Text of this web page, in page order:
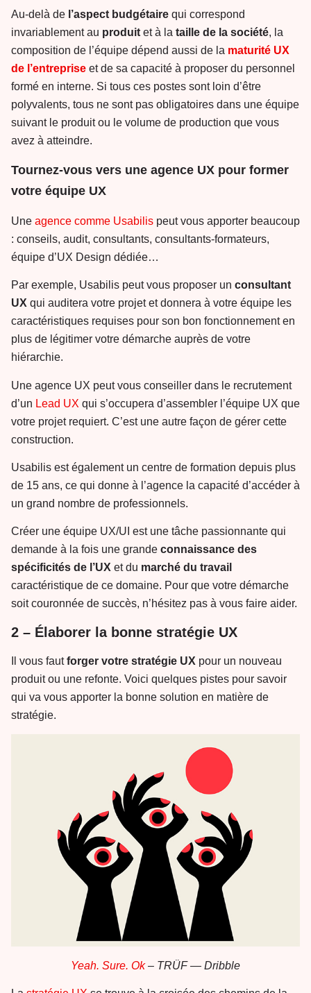
Au-delà de l’aspect budgétaire qui correspond
invariablement au produit et à la taille de la société, la
composition de l’équipe dépend aussi de la maturité UX
de l’entreprise et de sa capacité à proposer du personnel
formé en interne. Si tous ces postes sont loin d’être
polyvalents, tous ne sont pas obligatoires dans une équipe
suivant le produit ou le volume de production que vous
avez à atteindre.
Tournez-vous vers une agence UX pour former
votre équipe UX
Une agence comme Usabilis peut vous apporter beaucoup
: conseils, audit, consultants, consultants-formateurs,
équipe d’UX Design dédiée…
Par exemple, Usabilis peut vous proposer un consultant
UX qui auditera votre projet et donnera à votre équipe les
caractéristiques requises pour son bon fonctionnement en
plus de légitimer votre démarche auprès de votre
hiérarchie.
Une agence UX peut vous conseiller dans le recrutement
d’un Lead UX qui s’occupera d’assembler l’équipe UX que
votre projet requiert. C’est une autre façon de gérer cette
construction.
Usabilis est également un centre de formation depuis plus
de 15 ans, ce qui donne à l’agence la capacité d’accéder à
un grand nombre de professionnels.
Créer une équipe UX/UI est une tâche passionnante qui
demande à la fois une grande connaissance des
spécificités de l’UX et du marché du travail
caractéristique de ce domaine. Pour que votre démarche
soit couronnée de succès, n’hésitez pas à vous faire aider.
2 – Élaborer la bonne stratégie UX
Il vous fautforger votre stratégie UX pour un nouveau
produit ou une refonte. Voici quelques pistes pour savoir
qui va vous apporter la bonne solution en matière de
stratégie.
Yeah. Sure. Ok– TRÜF— Dribble